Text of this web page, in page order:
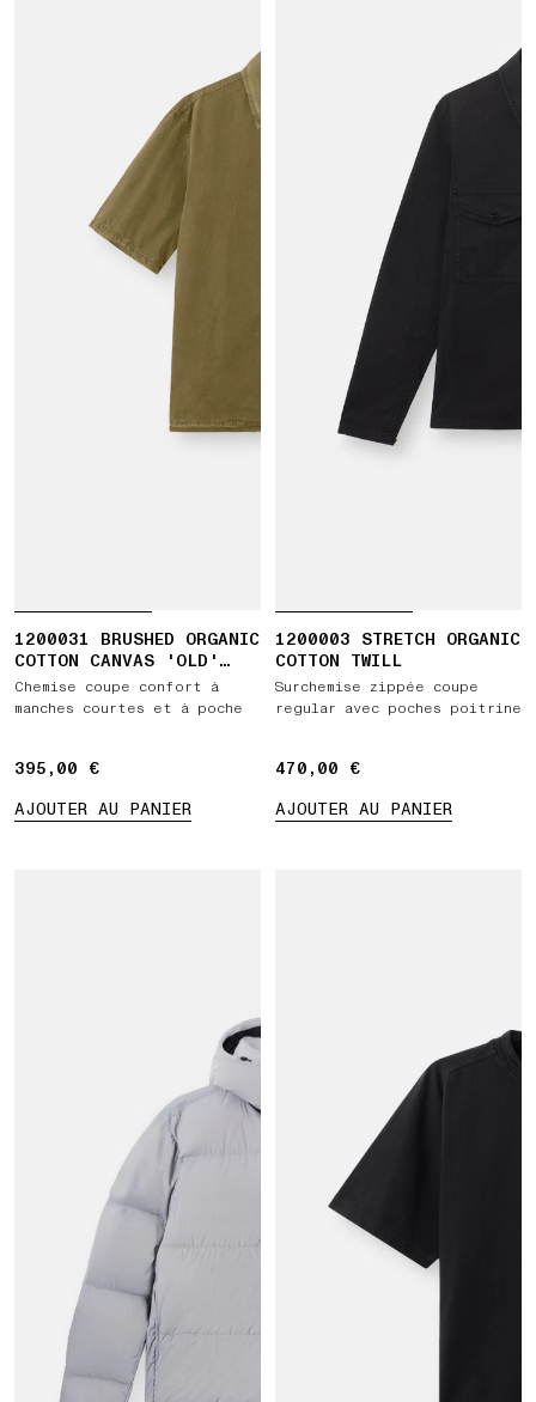
1200031 BRUSHED ORGANIC
COTTON CANVAS 'OLD'
EFFECT
Chemise coupe confort à
manches courtes et à poche
395,00 €
395,00 €
AJOUTER AU PANIER
1200003 STRETCH ORGANIC
COTTON TWILL
Surchemise zippée coupe
regular avec poches poitrine
470,00 €
470,00 €
AJOUTER AU PANIER